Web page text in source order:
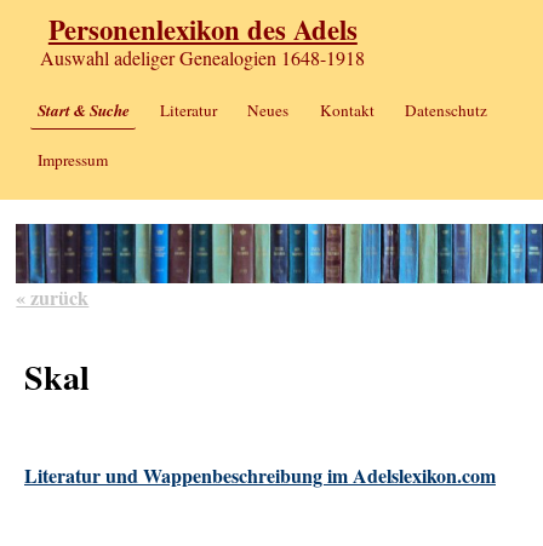
Personenlexikon des Adels
Auswahl adeliger Genealogien 1648-1918
Start & Suche Literatur Neues Kontakt Datenschutz
Impressum
« zurück
Skal
Literatur und Wappenbeschreibung im Adelslexikon.com